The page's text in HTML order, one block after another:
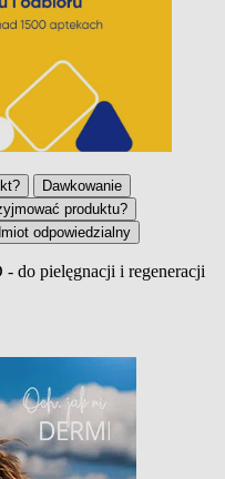
Dawkowanie
produktu?
odpowiedzialny
do pielęgnacji i regeneracji